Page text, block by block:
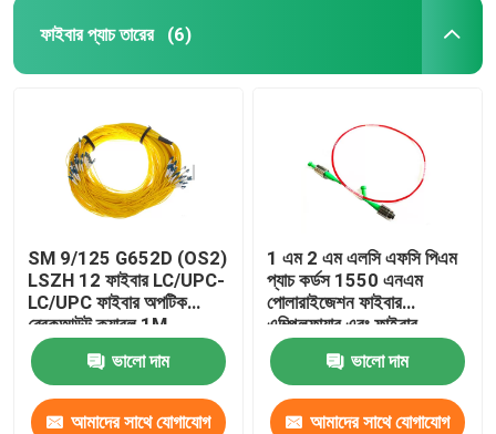
ফাইবার প্যাচ তারের (6)
SM 9/125 G652D (OS2)
LSZH 12 ফাইবার LC/UPC-
LC/UPC ফাইবার অপটিক
ব্রেকআউট ক্যাবল 1M
ভালো দাম
আমাদের সাথে যোগাযোগ
1 এম 2 এম এলসি এফসি পিএম
প্যাচ কর্ডস 1550 এনএম
পোলারাইজেশন ফাইবার
এম্প্লিফায়ার এবং ফাইবার
লেজারের জন্য পিএমএফ প্যাচ কর্ড
বজায় রাখা
ভালো দাম
আমাদের সাথে যোগাযোগ